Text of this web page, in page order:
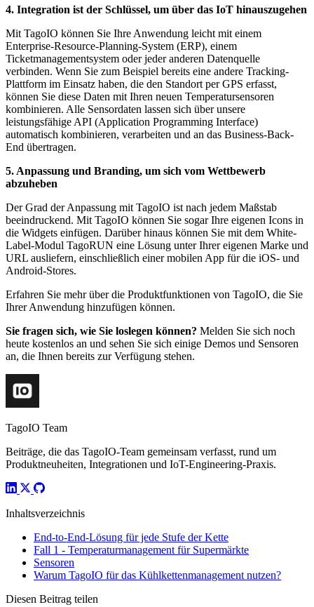
4. Integration ist der Schlüssel, um über das IoT hinauszugehen
Mit TagoIO können Sie Ihre Anwendung leicht mit einem
Enterprise-Resource-Planning-System (ERP), einem
Ticketmanagementsystem oder jeder anderen Datenquelle
verbinden. Wenn Sie zum Beispiel bereits eine andere Tracking-
Plattform im Einsatz haben, die den Standort per GPS erfasst,
können Sie diese Daten mit Ihren neuen Temperatursensoren
kombinieren. Alle Sensordaten lassen sich über unsere
leistungsfähige API (Application Programming Interface)
automatisch kombinieren, verarbeiten und an das Business-Back-
End übertragen.
5. Anpassung und Branding, um sich vom Wettbewerb
abzuheben
Der Grad der Anpassung mit TagoIO ist nach jedem Maßstab
beeindruckend. Mit TagoIO können Sie sogar Ihre eigenen Icons in
die Widgets einfügen. Darüber hinaus können Sie mit dem White-
Label-Modul TagoRUN eine Lösung unter Ihrer eigenen Marke und
URL ausliefern, einschließlich einer mobilen App für die iOS- und
Android-Stores.
Erfahren Sie mehr über die Produktfunktionen von TagoIO, die Sie
Ihrer Anwendung hinzufügen können.
Sie fragen sich, wie Sie loslegen können? Melden Sie sich noch
heute kostenlos an und sehen Sie sich einige Demos und Sensoren
an, die Ihnen bereits zur Verfügung stehen.
TagoIO Team
Beiträge, die das TagoIO-Team gemeinsam verfasst, rund um
Produktneuheiten, Integrationen und IoT-Engineering-Praxis.
Inhaltsverzeichnis
End-to-End-Lösung für jede Stufe der Kette
Fall 1 - Temperaturmanagement für Supermärkte
Sensoren
Warum TagoIO für das Kühlkettenmanagement nutzen?
Diesen Beitrag teilen